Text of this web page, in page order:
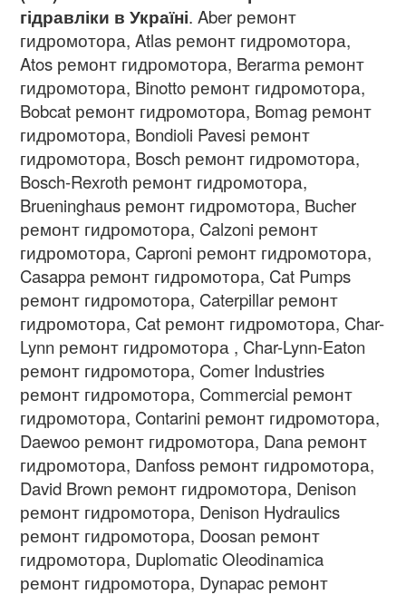
гідравліки в Україні. Aber ремонт
гидромотора, Atlas ремонт гидромотора,
Atos ремонт гидромотора, Berarma ремонт
гидромотора, Binotto ремонт гидромотора,
Bobcat ремонт гидромотора, Bomag ремонт
гидромотора, Bondioli Pavesi ремонт
гидромотора, Bosch ремонт гидромотора,
Bosch-Rexroth ремонт гидромотора,
Brueninghaus ремонт гидромотора, Bucher
ремонт гидромотора, Calzoni ремонт
гидромотора, Caproni ремонт гидромотора,
Casappa ремонт гидромотора, Cat Pumps
ремонт гидромотора, Caterpillar ремонт
гидромотора, Cat ремонт гидромотора, Char-
Lynn ремонт гидромотора , Char-Lynn-Eaton
ремонт гидромотора, Comer Industries
ремонт гидромотора, Commercial ремонт
гидромотора, Contarini ремонт гидромотора,
Daewoo ремонт гидромотора, Dana ремонт
гидромотора, Danfoss ремонт гидромотора,
David Brown ремонт гидромотора, Denison
ремонт гидромотора, Denison Hydraulics
ремонт гидромотора, Doosan ремонт
гидромотора, Duplomatic Oleodinamica
ремонт гидромотора, Dynapac ремонт